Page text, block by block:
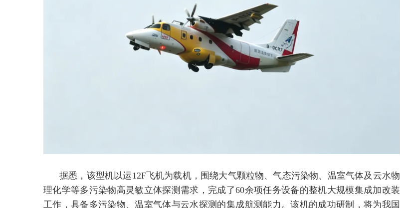
据悉，该型机以运12F飞机为载机，围绕大气颗粒物、气态污染物、温室气体及云水物
理化学等多污染物高灵敏立体探测需求，完成了60余项任务设备的整机大规模集成加改装
工作，具备多污染物、温室气体与云水探测的集成航测能力。该机的成功研制，将为我国